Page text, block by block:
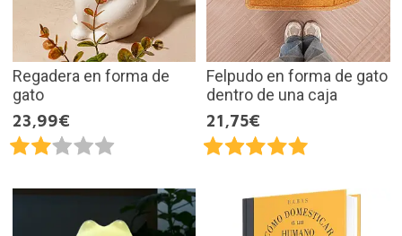
Regadera en forma de
gato
23,99€
Felpudo en forma de gato
dentro de una caja
21,75€